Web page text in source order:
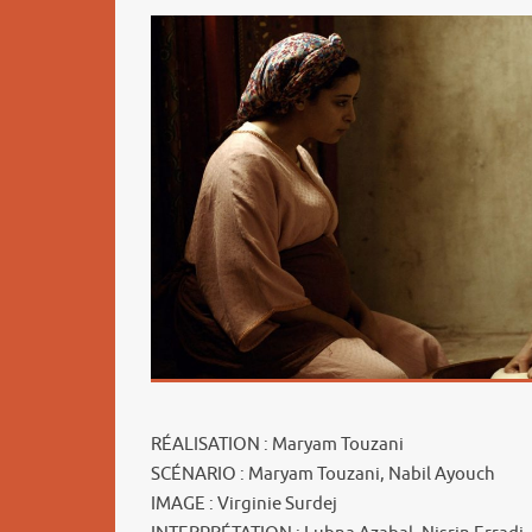
RÉALISATION : Maryam Touzani
SCÉNARIO : Maryam Touzani, Nabil Ayouch
IMAGE : Virginie Surdej